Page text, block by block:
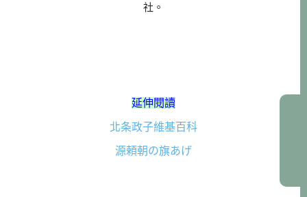
社。
延伸閱讀
北条政子維基百科
源頼朝の旗あげ